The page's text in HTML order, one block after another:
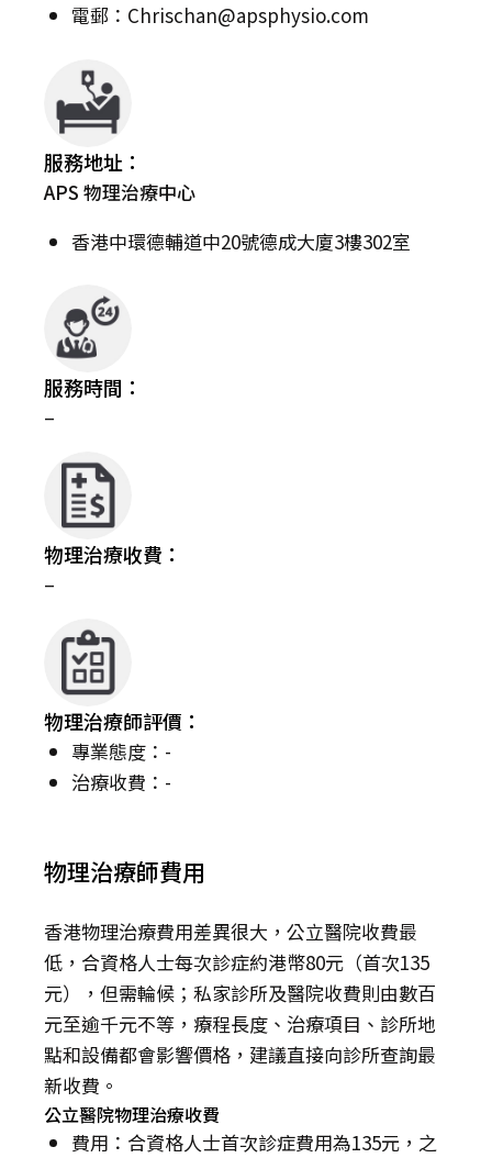
電郵： Chrischan@apsphysio.com
服務地址：
APS 物理治療中心
香港中環德輔道中20號德成大廈3樓302室
服務時間：
–
物理治療收費：
–
物理治療師評價：
專業態度：-
治療收費：-
物理治療師費用
香港物理治療費用差異很大，公立醫院收費最
低，合資格人士每次診症約港幣80元（首次135
元），但需輪候；私家診所及醫院收費則由數百
元至逾千元不等，療程長度、治療項目、診所地
點和設備都會影響價格，建議直接向診所查詢最
新收費。
公立醫院物理治療收費
費用：合資格人士首次診症費用為135元，之